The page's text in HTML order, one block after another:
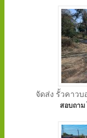
จัดส่ง รั้วคาวบ
สอบถา